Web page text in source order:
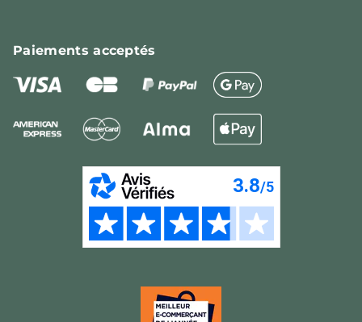
Paiementsacceptés